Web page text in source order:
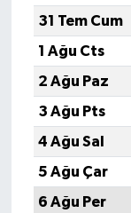
31 Tem Cum
1 Ağu Cts
2 Ağu Paz
3 Ağu Pts
4 Ağu Sal
5 Ağu Çar
6 Ağu Per